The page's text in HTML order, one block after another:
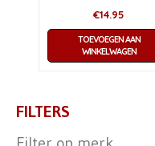
€14.95
TOEVOEGEN AAN
WINKELWAGEN
FILTERS